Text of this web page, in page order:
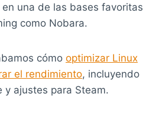
una de las bases favoritas
como Nobara.
cómo optimizar Linux
el rendimiento, incluyendo
y ajustes para Steam.